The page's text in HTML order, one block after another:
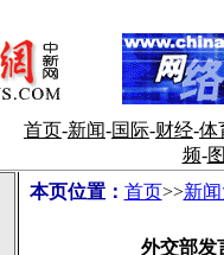
首页-新闻-国际-财经-体
频-
本页位置： 首页>>新
外交部发